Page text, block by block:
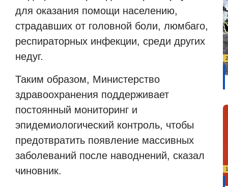
для оказания помощи населению,
страдавших от головной боли, люмбаго,
респираторных инфекции, среди других
недуг.
Таким образом, Министерство
здравоохранения поддерживает
постоянный мониторинг и
эпидемиологический контроль, чтобы
предотвратить появление массивных
заболеваний после наводнений, сказал
чиновник.